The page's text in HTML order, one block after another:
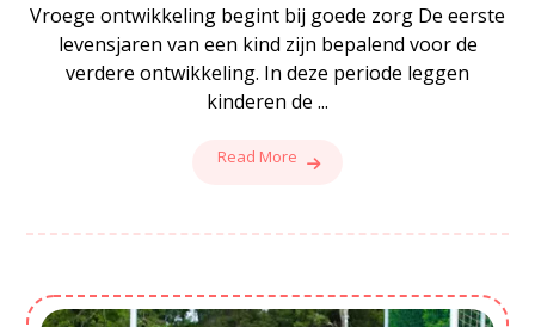
Vroege ontwikkeling begint bij goede zorg De eerste
levensjaren van een kind zijn bepalend voor de
verdere ontwikkeling. In deze periode leggen
kinderen de ...
Read More